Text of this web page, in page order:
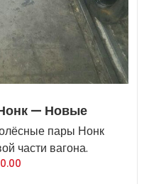
— Новые
пары Нонк
части вагона.